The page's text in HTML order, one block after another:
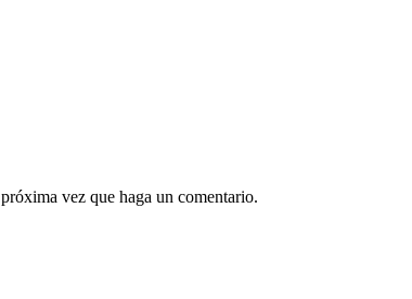
vez que haga un comentario.